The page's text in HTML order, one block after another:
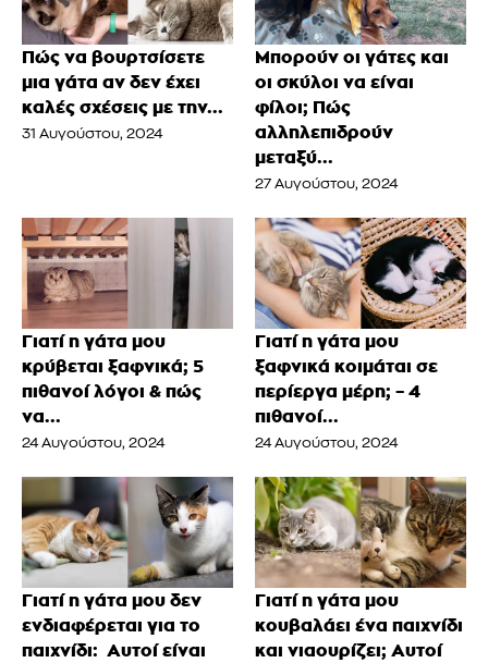
Πώς να βουρτσίσετε
μια γάτα αν δεν έχει
καλές σχέσεις με την...
31 Αυγούστου, 2024
Μπορούν οι γάτες και
οι σκύλοι να είναι
φίλοι; Πώς
αλληλεπιδρούν
μεταξύ...
27 Αυγούστου, 2024
Γιατί η γάτα μου
κρύβεται ξαφνικά; 5
πιθανοί λόγοι & πώς
να...
24 Αυγούστου, 2024
Γιατί η γάτα μου
ξαφνικά κοιμάται σε
περίεργα μέρη; – 4
πιθανοί...
24 Αυγούστου, 2024
Γιατί η γάτα μου δεν
ενδιαφέρεται για το
παιχνίδι: Αυτοί είναι
Γιατί η γάτα μου
κουβαλάει ένα παιχνίδι
και νιαουρίζει; Αυτοί